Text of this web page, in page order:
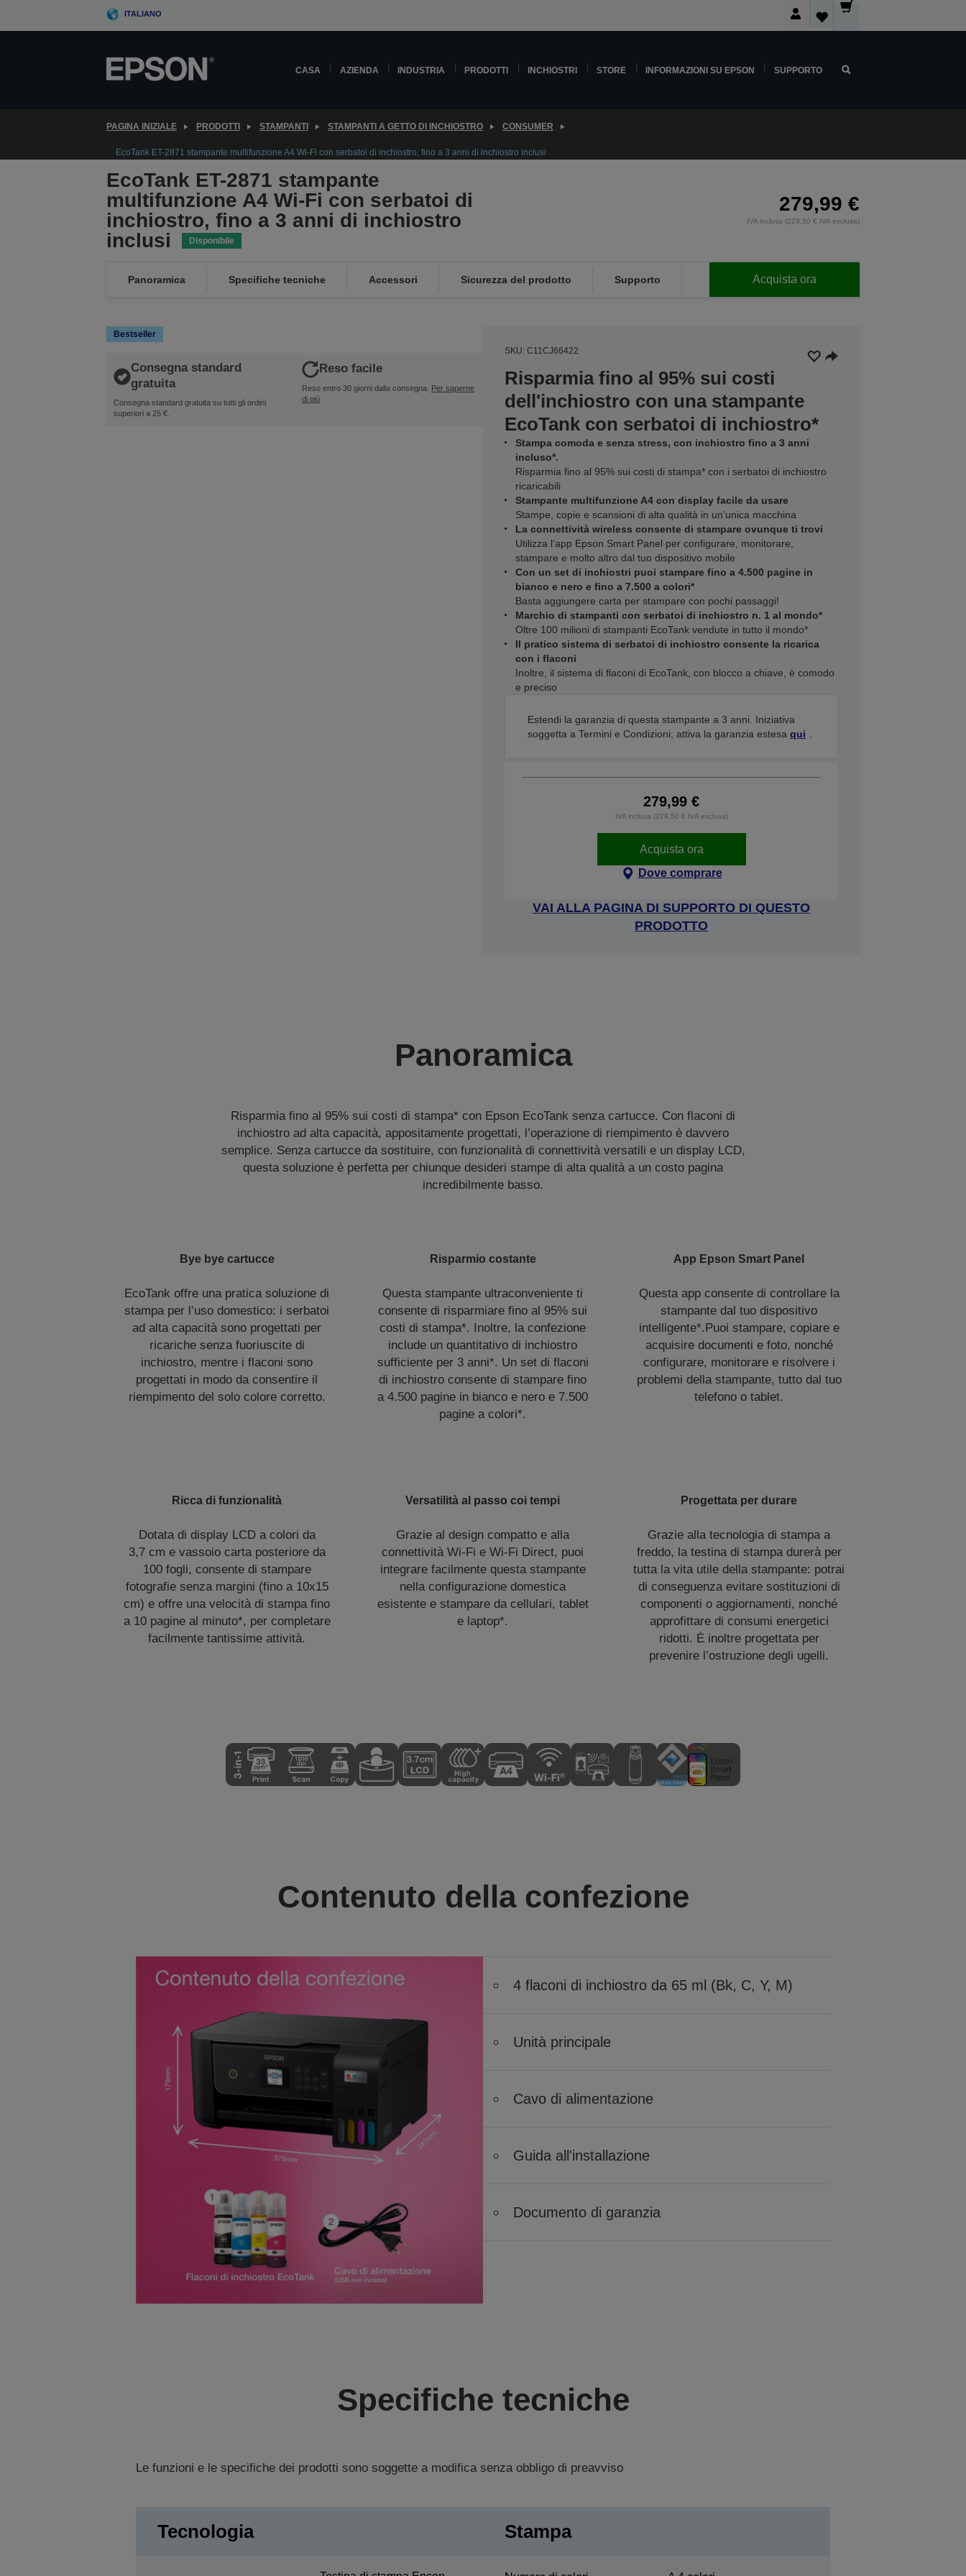
ITALIANO
CASA AZIENDA INDUSTRIA PRODOTTI INCHIOSTRI STORE INFORMAZIONI SU EPSON SUPPORTO
PAGINA INIZIALE PRODOTTI STAMPANTI STAMPANTI A GETTO DI INCHIOSTRO CONSUMER
EcoTank ET-2871 stampante multifunzione A4 Wi-Fi con serbatoi di inchiostro, fino a 3 anni di inchiostro inclusi
EcoTank ET-2871 stampante
multifunzione A4 Wi-Fi con serbatoi di
inchiostro, fino a 3 anni di inchiostro
inclusi
Disponibile
279,99 €
IVA inclusa (229,50 € IVA esclusa)
Panoramica Specifiche tecniche Accessori Sicurezza del prodotto Supporto Acquista ora
Bestseller
Consegna standard
gratuita
Consegna standard gratuita su tutti gli ordini
superiori a 25 €.
Reso facile
Reso entro 30 giorni dalla consegna. Per saperne
di più
SKU: C11CJ66422
Risparmia fino al 95% sui costi
dell'inchiostro con una stampante
EcoTank con serbatoi di inchiostro*
Stampa comoda e senza stress, con inchiostro fino a 3 anni
incluso*.
Risparmia fino al 95% sui costi di stampa* con i serbatoi di inchiostro
ricaricabili
Stampante multifunzione A4 con display facile da usare
Stampe, copie e scansioni di alta qualità in un’unica macchina
La connettività wireless consente di stampare ovunque ti trovi
Utilizza l’app Epson Smart Panel per configurare, monitorare,
stampare e molto altro dal tuo dispositivo mobile
Con un set di inchiostri puoi stampare fino a 4.500 pagine in
bianco e nero e fino a 7.500 a colori*
Basta aggiungere carta per stampare con pochi passaggi!
Marchio di stampanti con serbatoi di inchiostro n. 1 al mondo*
Oltre 100 milioni di stampanti EcoTank vendute in tutto il mondo*
Il pratico sistema di serbatoi di inchiostro consente la ricarica
con i flaconi
Inoltre, il sistema di flaconi di EcoTank, con blocco a chiave, è comodo
e preciso
Estendi la garanzia di questa stampante a 3 anni. Iniziativa
soggetta a Termini e Condizioni; attiva la garanzia estesa qui
279,99 €
IVA inclusa (229,50 € IVA esclusa)
Acquista ora
Dove comprare
VAI ALLA PAGINA DI SUPPORTO DI QUESTO
PRODOTTO
Panoramica
Risparmia fino al 95% sui costi di stampa* con Epson EcoTank senza cartucce. Con flaconi di
inchiostro ad alta capacità, appositamente progettati, l’operazione di riempimento è davvero
semplice. Senza cartucce da sostituire, con funzionalità di connettività versatili e un display LCD,
questa soluzione è perfetta per chiunque desideri stampe di alta qualità a un costo pagina
incredibilmente basso.
Bye bye cartucce
EcoTank offre una pratica soluzione di
stampa per l’uso domestico: i serbatoi
ad alta capacità sono progettati per
ricariche senza fuoriuscite di
inchiostro, mentre i flaconi sono
progettati in modo da consentire il
riempimento del solo colore corretto.
Risparmio costante
Questa stampante ultraconveniente ti
consente di risparmiare fino al 95% sui
costi di stampa*. Inoltre, la confezione
include un quantitativo di inchiostro
sufficiente per 3 anni*. Un set di flaconi
di inchiostro consente di stampare fino
a 4.500 pagine in bianco e nero e 7.500
pagine a colori*.
App Epson Smart Panel
Questa app consente di controllare la
stampante dal tuo dispositivo
intelligente*.Puoi stampare, copiare e
acquisire documenti e foto, nonché
configurare, monitorare e risolvere i
problemi della stampante, tutto dal tuo
telefono o tablet.
Ricca di funzionalità
Dotata di display LCD a colori da
3,7 cm e vassoio carta posteriore da
100 fogli, consente di stampare
fotografie senza margini (fino a 10x15
cm) e offre una velocità di stampa fino
a 10 pagine al minuto*, per completare
facilmente tantissime attività.
Versatilità al passo coi tempi
Grazie al design compatto e alla
connettività Wi-Fi e Wi-Fi Direct, puoi
integrare facilmente questa stampante
nella configurazione domestica
esistente e stampare da cellulari, tablet
e laptop*.
Progettata per durare
Grazie alla tecnologia di stampa a
freddo, la testina di stampa durerà per
tutta la vita utile della stampante: potrai
di conseguenza evitare sostituzioni di
componenti o aggiornamenti, nonché
approfittare di consumi energetici
ridotti. È inoltre progettata per
prevenire l’ostruzione degli ugelli.
Contenuto della confezione
4 flaconi di inchiostro da 65 ml (Bk, C, Y, M)
Unità principale
Cavo di alimentazione
Guida all'installazione
Documento di garanzia
Specifiche tecniche
Le funzioni e le specifiche dei prodotti sono soggette a modifica senza obbligo di preavviso
Tecnologia Stampa